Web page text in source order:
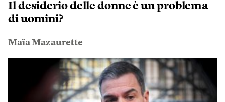
Il desiderio delle donne è un problema
di uomini?
Maïa Mazaurette